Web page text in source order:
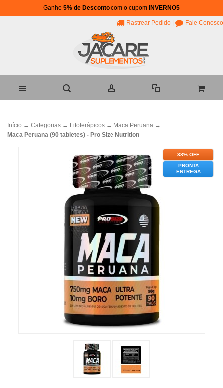
Ganhe 5% de Desconto com o cupom INVERNO5
Rastrear Pedido Fale Conosco
Início → Categorias → Fitoterápicos → Maca Peruana →
Maca Peruana (90 tabletes) - Pro Size Nutrition
38% OFF
PRONTA
ENTREGA